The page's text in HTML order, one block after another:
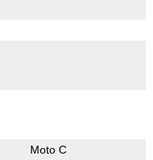
Moto C